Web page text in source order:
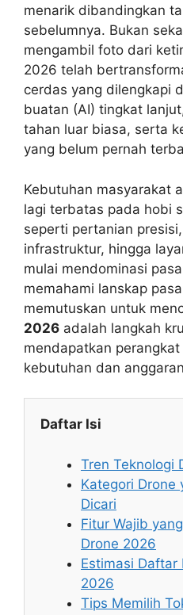
menarik dibandingkan
sebelumnya. Bukan
mengambil foto dari
2026 telah
cerdas yang dilengkapi
buatan (AI) tingkat
tahan luar biasa, serta
yang belum pernah
Kebutuhan masyarakat
lagi terbatas pada hobi
seperti pertanian
infrastruktur, hingga
mulai mendominasi
memahami lanskap
memutuskan untuk
2026 adalah langkah
mendapatkan
kebutuhan dan
Daftar Isi
Tren Teknologi
Kategori Drone
Dicari
Fitur Wajib
Drone 2026
Estimasi Daftar
2026
Tips Memilih